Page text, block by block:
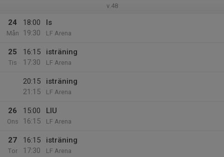
v.48
24
Mån
18:00
19:30
Is
LF Arena
25
Tis
16:15
17:30
isträning
LF Arena
20:15
21:15
isträning
LF Arena
26
Ons
15:00
16:15
LIU
LF Arena
27
Tor
16:15
17:30
isträning
LF Arena